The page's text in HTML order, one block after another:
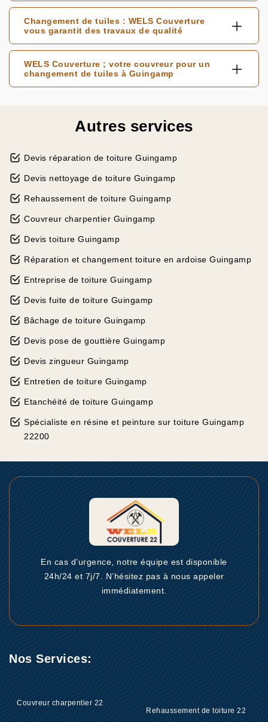
Changement de tuiles : WELS Couverture
vous garantit des travaux de qualité
WELS Couverture ; votre couvreur pour un
changement de tuiles à Guingamp
Autres services
Devis réparation de toiture Guingamp
Devis nettoyage de toiture Guingamp
Rehaussement de toiture Guingamp
Couvreur charpentier Guingamp
Devis toiture Guingamp
Réparation et changement toiture en ardoise Guingamp
Entreprise de toiture Guingamp
Devis fuite de toiture Guingamp
Bâchage de toiture Guingamp
Devis pose de gouttière Guingamp
Devis zingueur Guingamp
Entretien de toiture Guingamp
Etanchéité de toiture Guingamp
Spécialiste en résine et peinture sur toiture Guingamp
22200
En cas d’urgence, notre équipe est disponible
24h/24 et 7j/7. N’hésitez pas à nous appeler
immédiatement.
Nos Services:
Couvreur charpentier 22
Rehaussement de toiture 22